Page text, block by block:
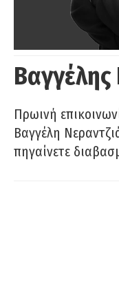
Βαγγέλης
Πρωινή
Βαγγέλη
πηγαίνετε